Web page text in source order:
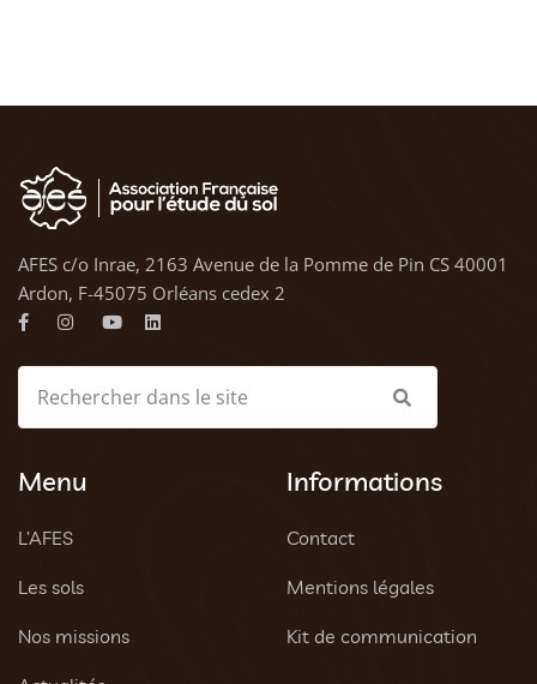
AFES c/o Inrae, 2163 Avenue de la Pomme de Pin CS 40001
Ardon, F-45075 Orléans cedex 2
Menu
L’AFES
Les sols
Nos missions
Informations
Contact
Mentions légales
Kit de communication